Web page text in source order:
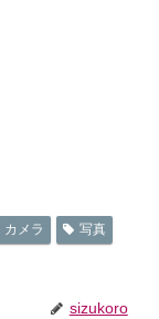
カメラ
写真
sizukoro